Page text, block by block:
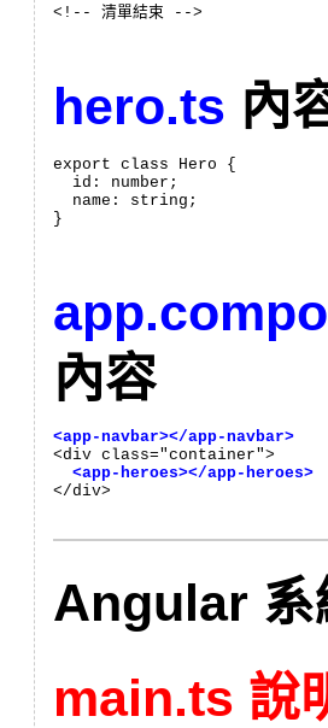
<!-- 清單結束 -->
hero.ts 內
export class Hero {
  id: number;
  name: string;
}
內容
<app-navbar></app-navbar>
<div class="container">
<app-heroes></app-heroes>
</div>
Angular 系
main.ts 說